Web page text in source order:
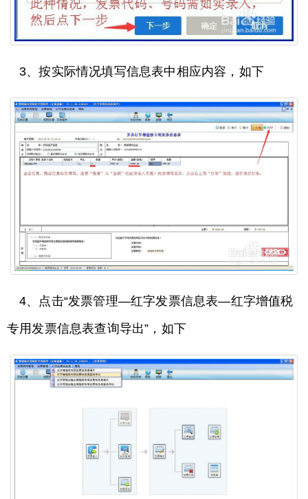
3、按实际情况填写信息表中相应内容，如下
4、点击“发票管理—红字发票信息表—红字增值税
专用发票信息表查询导出”，如下